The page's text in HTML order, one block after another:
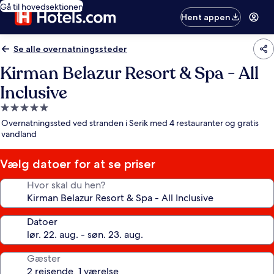
Gå til hovedsektionen
Hent appen
Se alle overnatningssteder
Kirman Belazur Resort & Spa - All
Inclusive
5.0-
stjernet
overnatningssted
Overnatningssted ved stranden i Serik med 4 restauranter og gratis
vandland
Vælg datoer for at se priser
Hvor skal du hen?
Datoer
Gæster